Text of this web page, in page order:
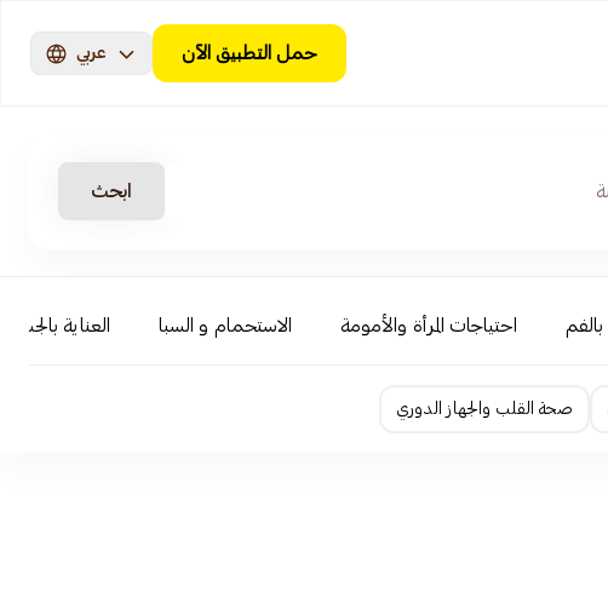
حمل التطبيق الآن عربي
ابحث
بالفم احتياجات المرأة والأمومة الاستحمام و السبا العناية بالجسم
صحة القلب والجهاز الدوري